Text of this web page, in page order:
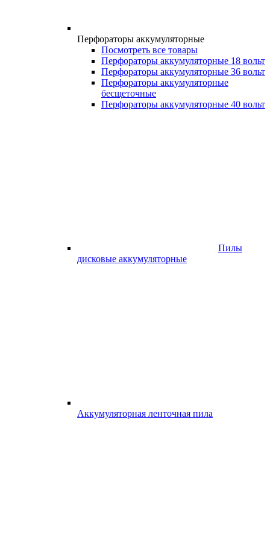
Перфораторы аккумуляторные
Посмотреть все товары
Перфораторы аккумуляторные 18 вольт
Перфораторы аккумуляторные 36 вольт
Перфораторы аккумуляторные
бесщеточные
Перфораторы аккумуляторные 40 вольт
Пилы
дисковые аккумуляторные
Аккумуляторная ленточная пила